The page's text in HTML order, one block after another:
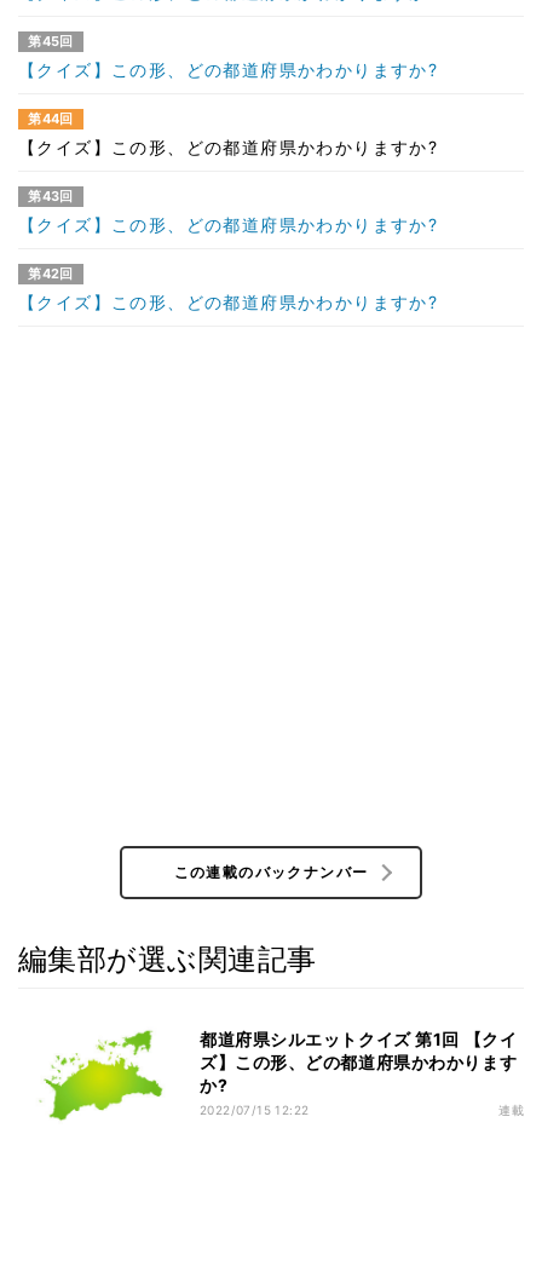
第45回
【クイズ】この形、どの都道府県かわかりますか?
第44回
【クイズ】この形、どの都道府県かわかりますか?
第43回
【クイズ】この形、どの都道府県かわかりますか?
第42回
【クイズ】この形、どの都道府県かわかりますか?
この連載のバックナンバー
編集部が選ぶ関連記事
都道府県シルエットクイズ 第1回 【クイ
ズ】この形、どの都道府県かわかります
か?
2022/07/15 12:22 連載